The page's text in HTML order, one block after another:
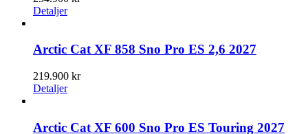
Detaljer
Arctic Cat XF 858 Sno Pro ES 2,6 2027
219.900 kr
Detaljer
Arctic Cat XF 600 Sno Pro ES Touring 2027